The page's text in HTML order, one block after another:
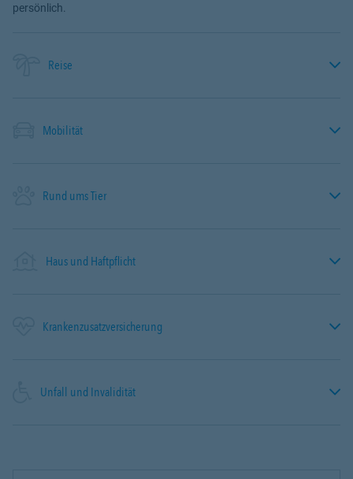
persönlich.
Reise
Mobilität
Rund ums Tier
Haus und Haftpflicht
Krankenzusatzversicherung
Unfall und Invalidität